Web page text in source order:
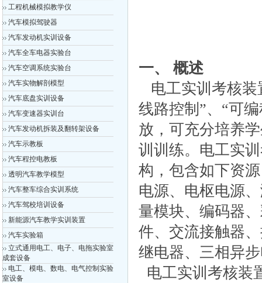
工程机械模拟教学仪
汽车模拟驾驶器
汽车发动机实训设备
汽车全车电器实验台
汽车空调系统实验台
汽车实物解剖模型
汽车底盘实训设备
汽车变速器实训台
汽车发动机拆装及翻转架设备
汽车示教板
汽车程控电教板
透明汽车教学模型
汽车整车综合实训系统
汽车驾校培训设备
新能源汽车教学实训装置
汽车实验箱
立式通用电工、电子、电拖实验室
成套设备
电工、模电、数电、电气控制实验
室设备
一、 概述
电工实训考核装
线路控制”、“可
放，可充分培养
训训练。电工实
构，包含如下资
电源、电枢电源
量模块、编码器
件、交流接触器
继电器、三相异
电工实训考核装